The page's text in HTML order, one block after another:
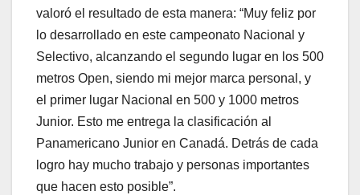
valoró el resultado de esta manera: “Muy feliz por
lo desarrollado en este campeonato Nacional y
Selectivo, alcanzando el segundo lugar en los 500
metros Open, siendo mi mejor marca personal, y
el primer lugar Nacional en 500 y 1000 metros
Junior. Esto me entrega la clasificación al
Panamericano Junior en Canadá. Detrás de cada
logro hay mucho trabajo y personas importantes
que hacen esto posible”.